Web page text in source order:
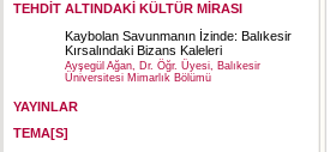
TEHDİT ALTINDAKİ KÜLTÜR MİRASI
Kaybolan Savunmanın İzinde: Balıkesir
Kırsalındaki Bizans Kaleleri
Ayşegül Ağan, Dr. Öğr. Üyesi, Balıkesir
Üniversitesi Mimarlık Bölümü
YAYINLAR
TEMA[S]